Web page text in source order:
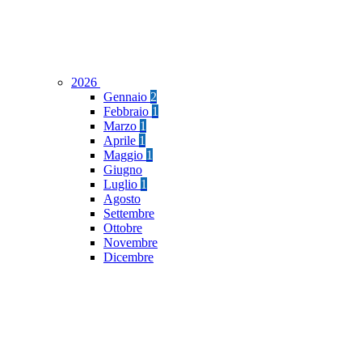
2026
Gennaio 2
Febbraio 1
Marzo 1
Aprile 1
Maggio 1
Giugno
Luglio 1
Agosto
Settembre
Ottobre
Novembre
Dicembre